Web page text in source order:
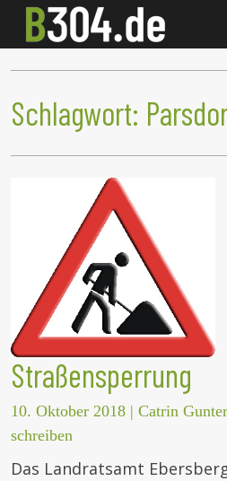
Schlagwort:
Straßensperrung
10. Oktober 2018 | Catrin
schreiben
Das Landratsamt